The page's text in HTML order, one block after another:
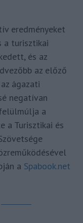
eredményeket
a turisztikai
és az
az előző
ágazati
negatívan
a
a Turisztikai és
a Spabook.net